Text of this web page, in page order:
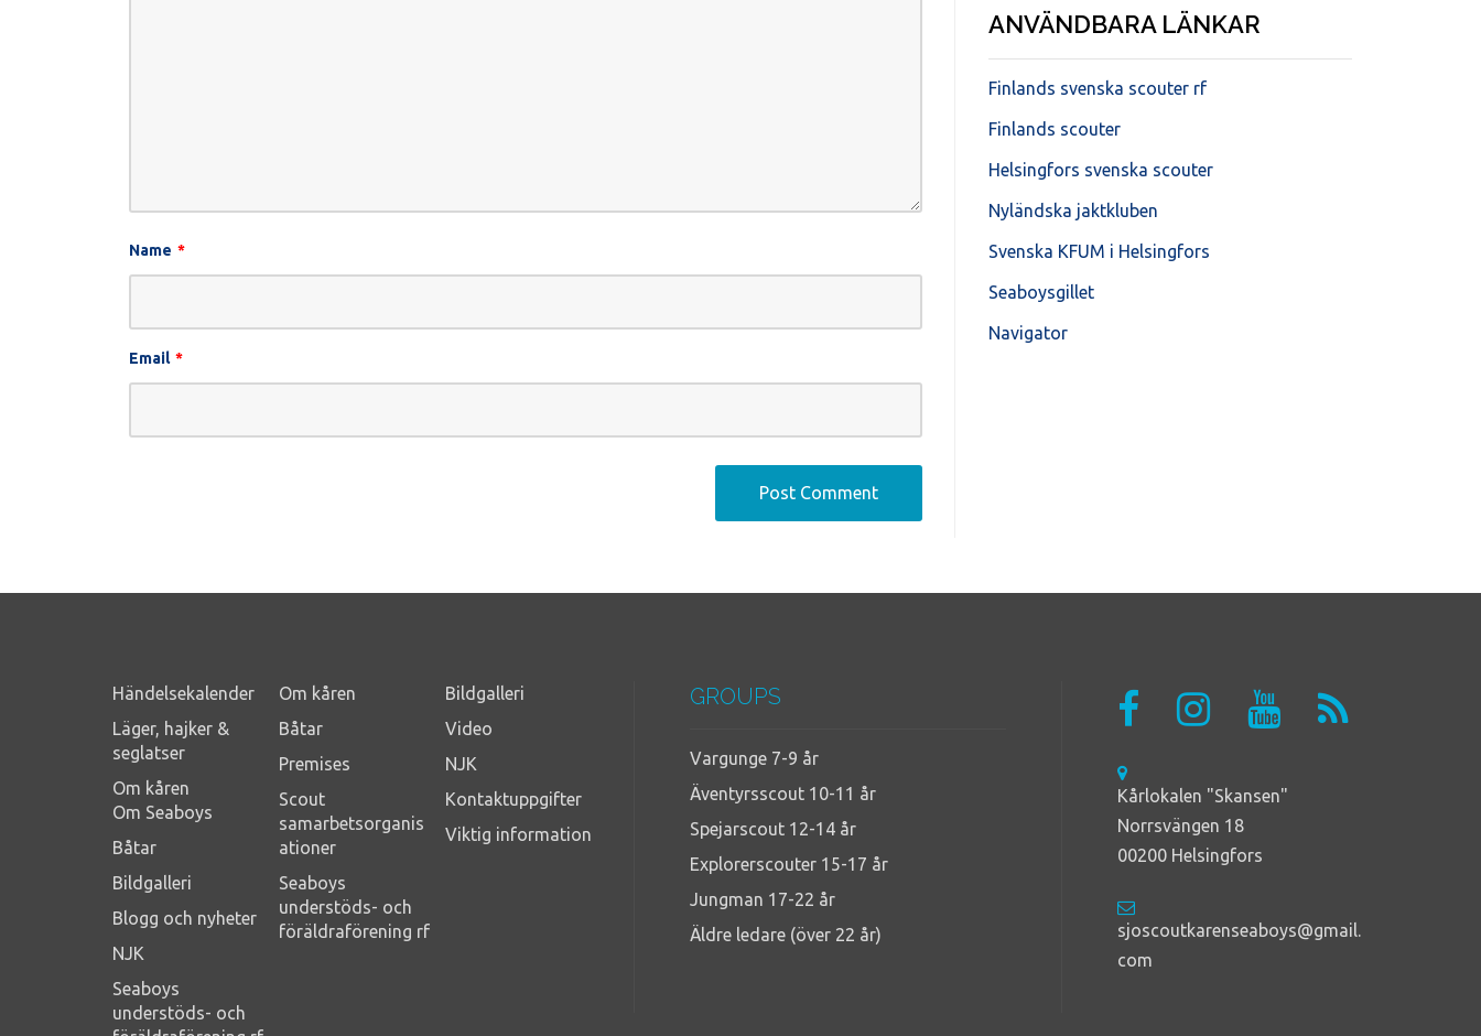
Name *
Email *
ANVÄNDBARA LÄNKAR
Finlands svenska scouter rf
Finlands scouter
Helsingfors svenska scouter
Nyländska jaktkluben
Svenska KFUM i Helsingfors
Seaboysgillet
Navigator
Händelsekalender
Läger, hajker &
seglatser
Om kåren
Om Seaboys
Båtar
Bildgalleri
Blogg och nyheter
NJK
Seaboys
understöds- och
Om kåren
Båtar
Premises
Scout
samarbetsorganis
ationer
Seaboys
understöds- och
föräldraförening rf
Bildgalleri
Video
NJK
Kontaktuppgifter
Viktig information
GROUPS
Vargunge 7-9 år
Äventyrsscout 10-11 år
Spejarscout 12-14 år
Explorerscouter 15-17 år
Jungman 17-22 år
Äldre ledare (över 22 år)
Kårlokalen "Skansen"
Norrsvängen 18
00200 Helsingfors
sjoscoutkarenseaboys@gmail.
com